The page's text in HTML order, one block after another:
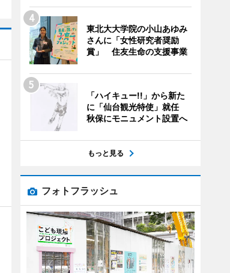
東北大大学院の小山あゆみ
さんに「女性研究者奨励
賞」 住友生命の支援事業
「ハイキュー!!」から新た
に「仙台観光特使」就任
秋保にモニュメント設置へ
もっと見る
フォトフラッシュ